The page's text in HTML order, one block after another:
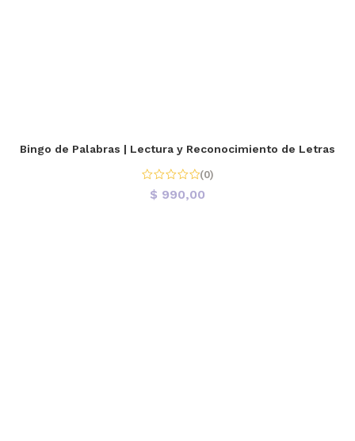
Bingo de Palabras | Lectura y Reconocimiento de Letras
(0)
$ 990,00